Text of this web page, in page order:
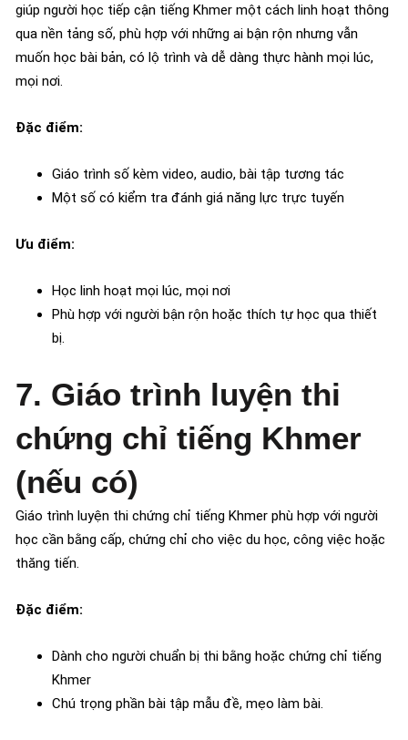
giúp người học tiếp cận tiếng Khmer một cách linh hoạt thông
qua nền tảng số, phù hợp với những ai bận rộn nhưng vẫn
muốn học bài bản, có lộ trình và dễ dàng thực hành mọi lúc,
mọi nơi.
Đặc điểm:
Giáo trình số kèm video, audio, bài tập tương tác
Một số có kiểm tra đánh giá năng lực trực tuyến
Ưu điểm:
Học linh hoạt mọi lúc, mọi nơi
Phù hợp với người bận rộn hoặc thích tự học qua thiết
bị.
7. Giáo trình luyện thi
chứng chỉ tiếng Khmer
(nếu có)
Giáo trình luyện thi chứng chỉ tiếng Khmer phù hợp với người
học cần bằng cấp, chứng chỉ cho việc du học, công việc hoặc
thăng tiến.
Đặc điểm:
Dành cho người chuẩn bị thi bằng hoặc chứng chỉ tiếng
Khmer
Chú trọng phần bài tập mẫu đề, mẹo làm bài.